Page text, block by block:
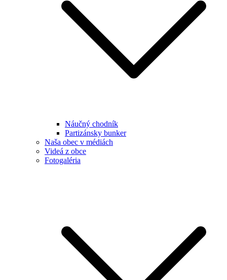
Náučný chodník
Partizánsky bunker
Naša obec v médiách
Videá z obce
Fotogaléria